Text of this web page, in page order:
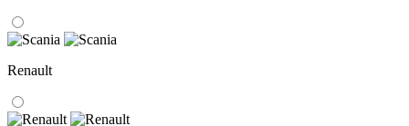
Renault